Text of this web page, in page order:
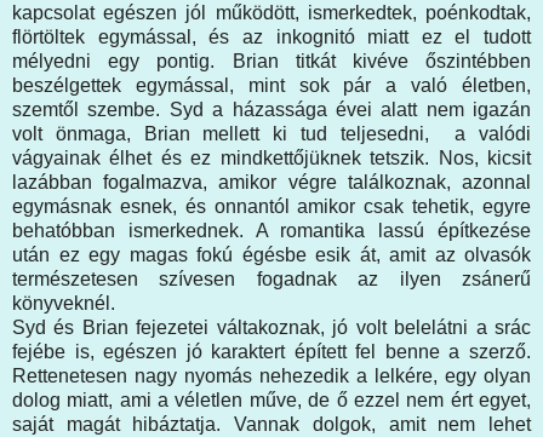
kapcsolat egészen jól működött, ismerkedtek, poénkodtak,
flörtöltek egymással, és az inkognitó miatt ez el tudott
mélyedni egy pontig. Brian titkát kivéve őszintébben
beszélgettek egymással, mint sok pár a való életben,
szemtől szembe. Syd a házassága évei alatt nem igazán
volt önmaga, Brian mellett ki tud teljesedni, a valódi
vágyainak élhet és ez mindkettőjüknek tetszik. Nos, kicsit
lazábban fogalmazva, amikor végre találkoznak, azonnal
egymásnak esnek, és onnantól amikor csak tehetik, egyre
behatóbban ismerkednek. A romantika lassú építkezése
után ez egy magas fokú égésbe esik át, amit az olvasók
természetesen szívesen fogadnak az ilyen zsánerű
könyveknél.
Syd és Brian fejezetei váltakoznak, jó volt belelátni a srác
fejébe is, egészen jó karaktert épített fel benne a szerző.
Rettenetesen nagy nyomás nehezedik a lelkére, egy olyan
dolog miatt, ami a véletlen műve, de ő ezzel nem ért egyet,
saját magát hibáztatja. Vannak dolgok, amit nem lehet